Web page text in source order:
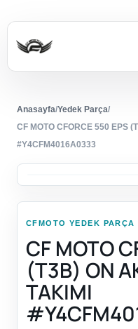
Anasayfa/Yedek Parça/
CF MOTO CFORCE 550 EPS
#Y4CFM4016A0333
CFMOTO YEDEK PARÇA
CF MOTO
(T3B) ON
TAKIMI